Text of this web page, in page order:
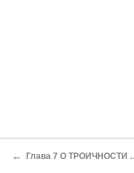
← Глава 7 О